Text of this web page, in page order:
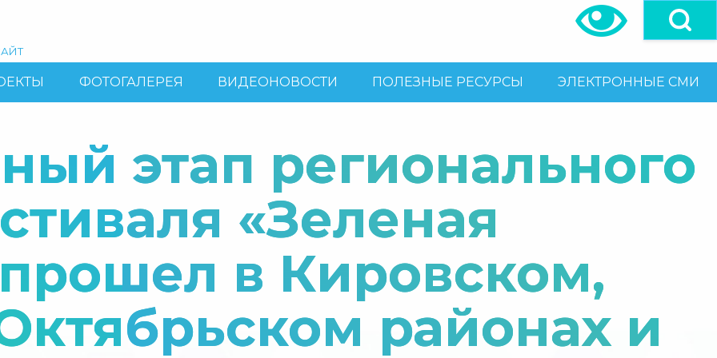
ФОТОГАЛЕРЕЯ ВИДЕОНОВОСТИ ПОЛЕЗНЫЕ РЕСУРСЫ ЭЛЕКТРОННЫЕ СМИ
этап регионального
«Зеленая
в Кировском,
районах и